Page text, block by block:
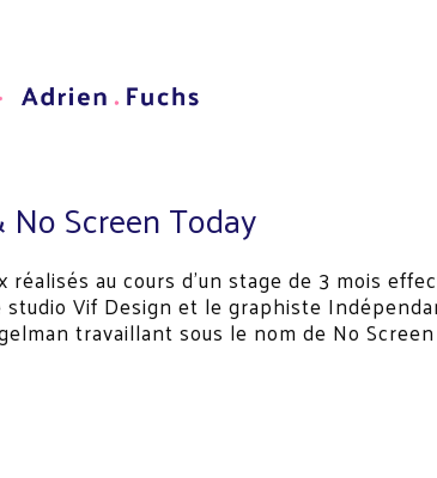
Screen Today
réalisés au cours d'un stage de 3 mois
studio Vif Design et le graphiste
travaillant sous le nom de No